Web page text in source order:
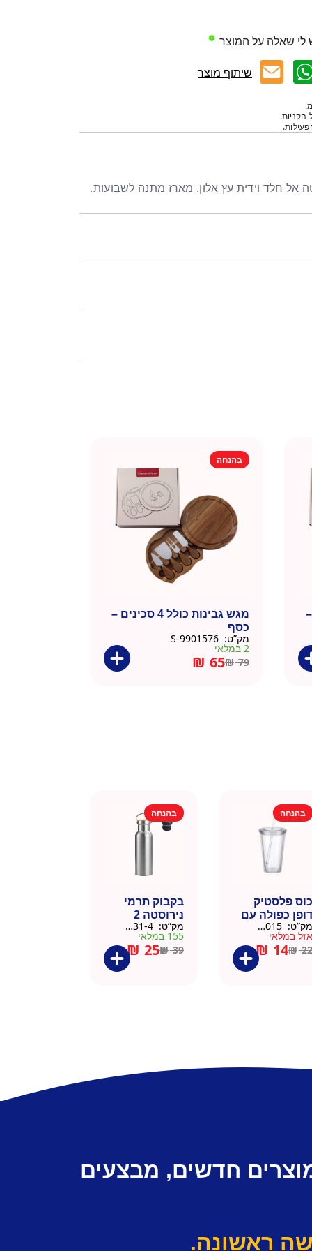
לי שאלה על המוצר
שיתוף מוצר
הקניות.
–
בהנחה
מגש גבינות כולל 4 סכינים –
כסף
מק”ט:
2 במלאי
₪79
₪ 65
בהנחה
כוס פלסטיק
דופן כפולה עם
קשית
מק”ט: 9911015
אזל במלאי
₪22
₪ 14
בהנחה
בקבוק תרמי
נירוסטה 2
פקקים 500 מל
– כסוף קלאסי
מק”ט: 9901031-4
155 במלאי
₪39
₪ 25
חדשים, מבצעים